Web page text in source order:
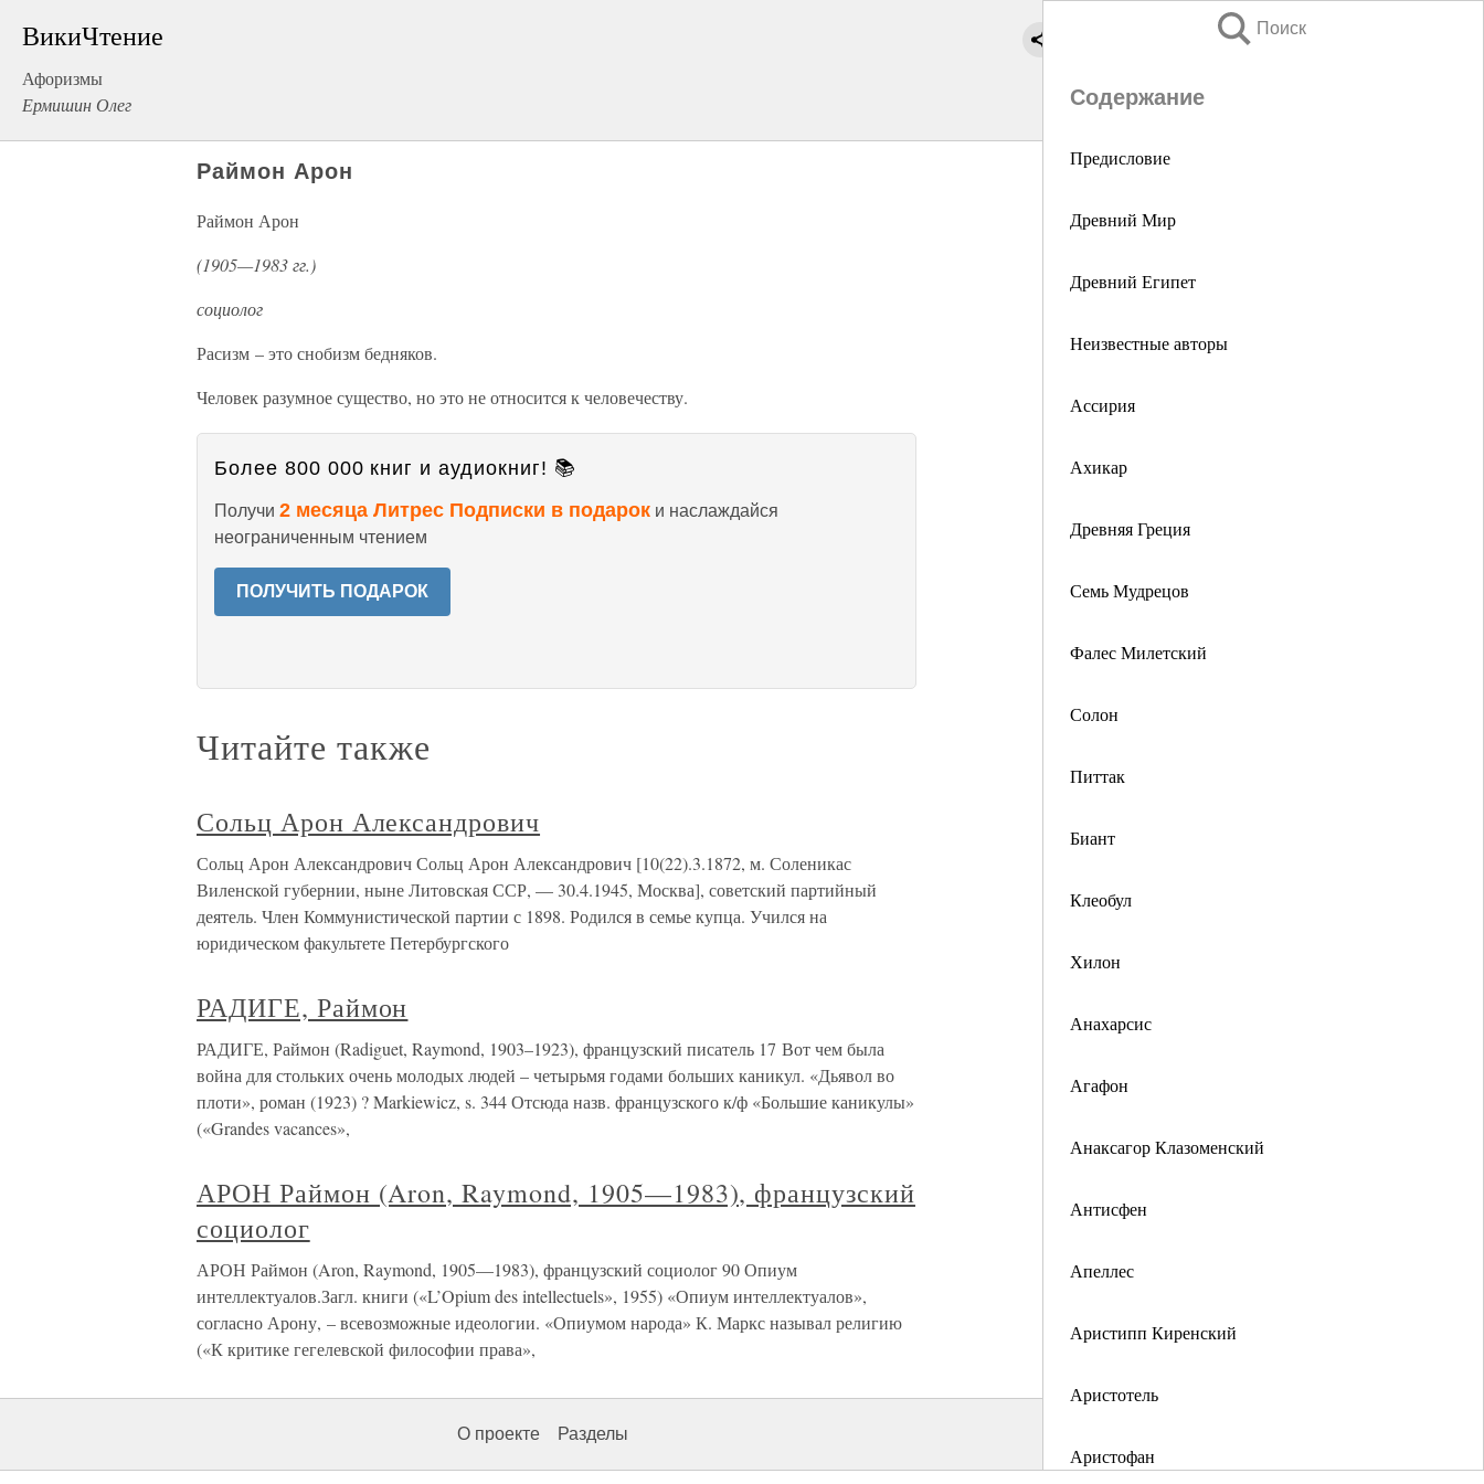
ВикиЧтение
Афоризмы
Ермишин Олег
Поиск
Содержание
Предисловие
Древний Мир
Древний Египет
Неизвестные авторы
Ассирия
Ахикар
Древняя Греция
Семь Мудрецов
Фалес Милетский
Солон
Питтак
Биант
Клеобул
Хилон
Анахарсис
Агафон
Анаксагор Клазоменский
Антисфен
Апеллес
Аристипп Киренский
Аристотель
Аристофан
Раймон Арон
Раймон Арон
(1905—1983 гг.)
социолог
Расизм – это снобизм бедняков.
Человек разумное существо, но это не относится к человечеству.
Более 800 000 книг и аудиокниг! 📚
Получи 2 месяца Литрес Подписки в подарок и наслаждайся
неограниченным чтением
ПОЛУЧИТЬ ПОДАРОК
Читайте также
Сольц Арон Александрович
Сольц Арон Александрович Сольц Арон Александрович [10(22).3.1872, м. Соленикас
Виленской губернии, ныне Литовская ССР, — 30.4.1945, Москва], советский партийный
деятель. Член Коммунистической партии с 1898. Родился в семье купца. Учился на
юридическом факультете Петербургского
РАДИГЕ, Раймон
РАДИГЕ, Раймон (Radiguet, Raymond, 1903–1923), французский писатель 17 Вот чем была
война для стольких очень молодых людей – четырьмя годами больших каникул. «Дьявол во
плоти», роман (1923) ? Markiewicz, s. 344 Отсюда назв. французского к/ф «Большие каникулы»
(«Grandes vacances»,
АРОН Раймон (Aron, Raymond, 1905—1983), французский
социолог
АРОН Раймон (Aron, Raymond, 1905—1983), французский социолог 90 Опиум
интеллектуалов.Загл. книги («L’Opium des intellectuels», 1955) «Опиум интеллектуалов»,
согласно Арону, – всевозможные идеологии. «Опиумом народа» К. Маркс называл религию
(«К критике гегелевской философии права»,
О проекте Разделы